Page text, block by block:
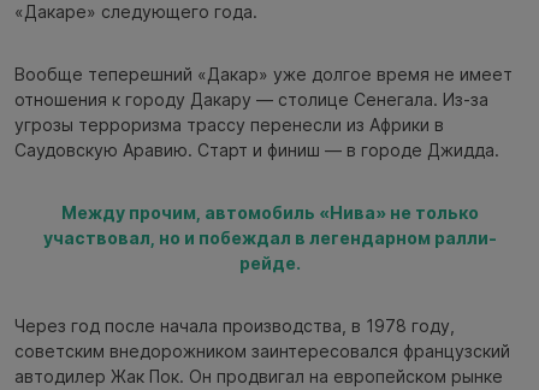
«Дакаре» следующего года.
Вообще теперешний «Дакар» уже долгое время не имеет
отношения к городу Дакару — столице Сенегала. Из-за
угрозы терроризма трассу перенесли из Африки в
Саудовскую Аравию. Старт и финиш — в городе Джидда.
Между прочим, автомобиль «Нива» не только
участвовал, но и побеждал в легендарном ралли-
рейде.
Через год после начала производства, в 1978 году,
советским внедорожником заинтересовался французский
автодилер Жак Пок. Он продвигал на европейском рынке